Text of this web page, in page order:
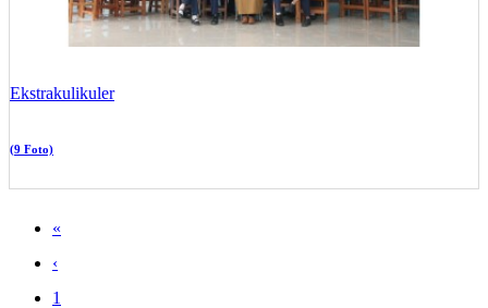
Ekstrakulikuler
(9 Foto)
«
‹
1